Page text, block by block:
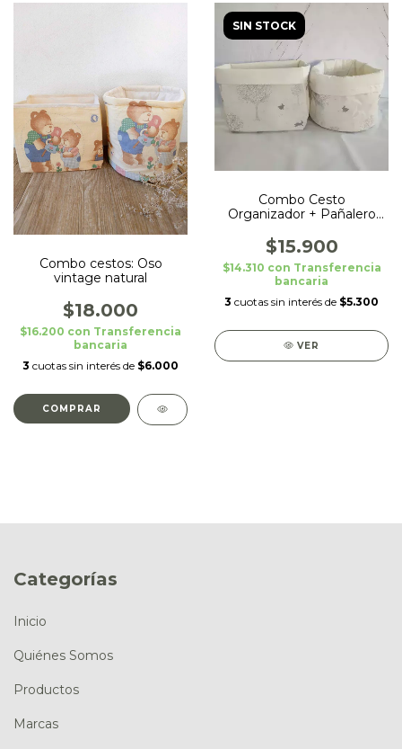
Combo cestos: Oso
vintage natural
$18.000
$16.200 con Transferencia
bancaria
3 cuotas sin interés de $6.000
SIN STOCK
Combo Cesto
Organizador + Pañalero
$15.900
$14.310 con Transferencia
bancaria
3 cuotas sin interés de $5.300
VER
Categorías
Inicio
Quiénes Somos
Productos
Marcas